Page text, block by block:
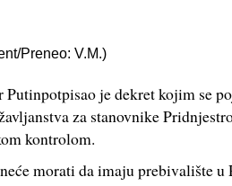
Preneo: V.M.)
je dekret kojim se
za stanovnike
kontrolom.
morati da imaju prebivalište u